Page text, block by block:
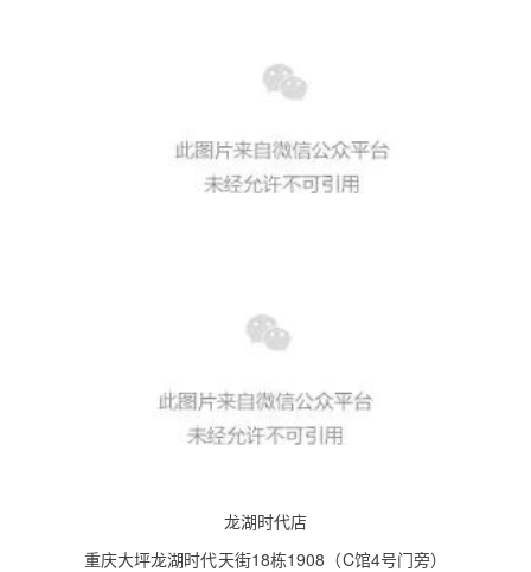
龙湖时代店
重庆大坪龙湖时代天街18栋1908（C馆4号门旁）